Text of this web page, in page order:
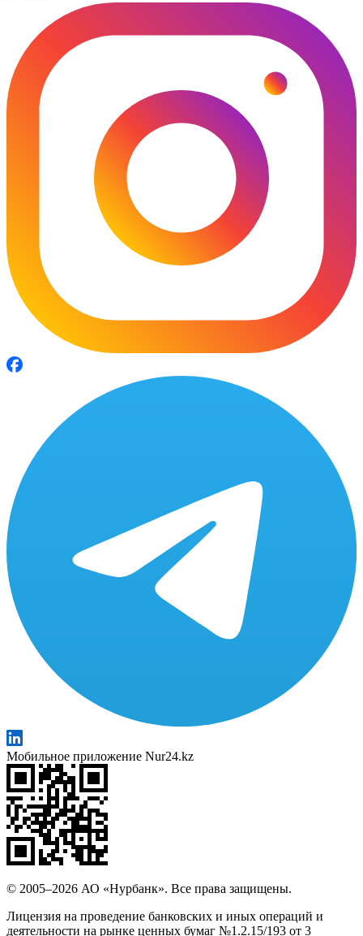
Мобильное приложение Nur24.kz
© 2005–2026 АО «Нурбанк». Все права защищены.
Лицензия на проведение банковских и иных операций и
деятельности на рынке ценных бумаг №1.2.15/193 от 3